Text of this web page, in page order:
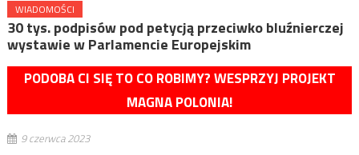
WIADOMOŚCI
30 tys. podpisów pod petycją przeciwko bluźnierczej
wystawie w Parlamencie Europejskim
PODOBA CI SIĘ TO CO ROBIMY? WESPRZYJ PROJEKT
MAGNA POLONIA!
9 czerwca 2023